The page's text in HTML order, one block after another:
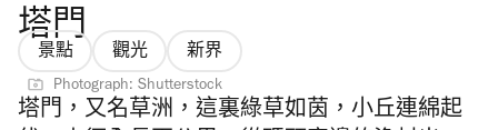
塔門
景點 觀光 新界
Photograph: Shutterstock
塔門，又名草洲，這裏綠草如茵，小丘連綿起